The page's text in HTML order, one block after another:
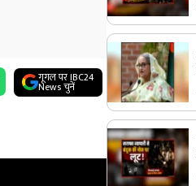
गूगल पर IBC24
News चुनें